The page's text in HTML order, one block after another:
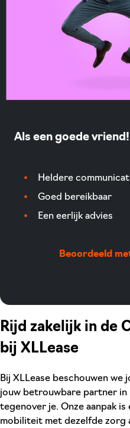
Rijd zakelijk in de
bij XLLease
Bij XLLease beschouwen we
jouw betrouwbare partner in
tegenover je. Onze aanpak
mobiliteit met dezelfde zorg
Als een goede vriend!
Heldere
Goed bereikbaar
Een eerlijk advies
Beoordeeld